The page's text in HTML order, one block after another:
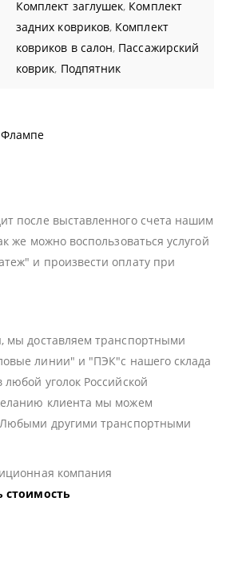
Комплект заглушек, Комплект
задних ковриков, Комплект
ковриков в салон, Пассажирский
коврик, Подпятник
после выставленного счета нашим
же можно воспользоваться услугой
и произвести оплату при
мы доставляем транспортными
линии" и "ПЭК"с нашего склада
любой уголок Российской
клиента мы можем
Любыми другими транспортными
компания
стоимость